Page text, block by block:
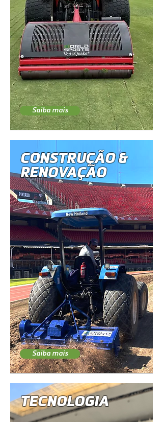
Saiba mais
CONSTRUÇÃO &
RENOVAÇÃO
Saiba mais
TECNOLOGIA